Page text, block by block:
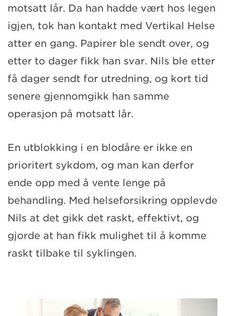
motsatt lår. Da han hadde vært hos legen
igjen, tok han kontakt med Vertikal Helse
atter en gang. Papirer ble sendt over, og
etter to dager fikk han svar. Nils ble etter
få dager sendt for utredning, og kort tid
senere gjennomgikk han samme
operasjon på motsatt lår.
En utblokking i en blodåre er ikke en
prioritert sykdom, og man kan derfor
ende opp med å vente lenge på
behandling. Med helseforsikring opplevde
Nils at det gikk det raskt, effektivt, og
gjorde at han fikk mulighet til å komme
raskt tilbake til syklingen.